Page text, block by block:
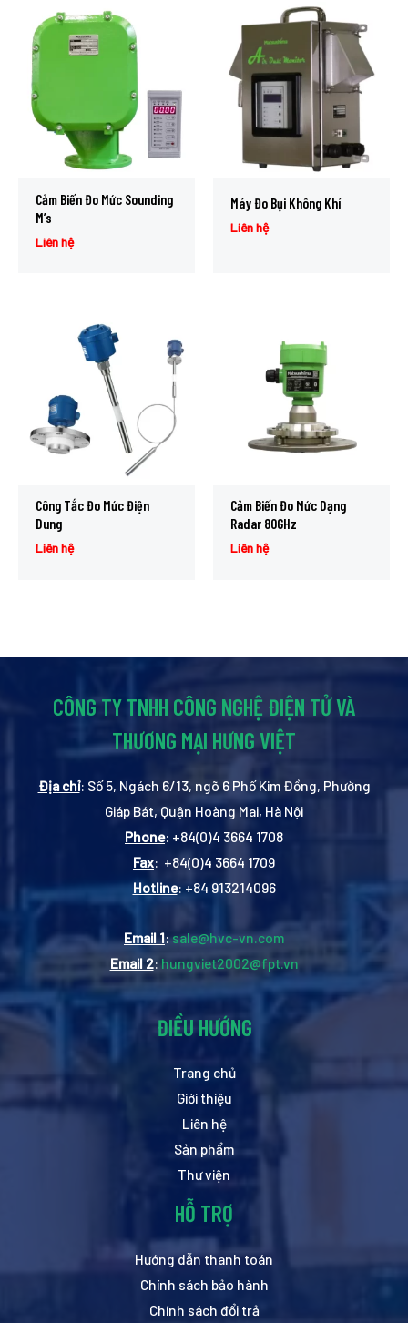
Cảm Biến Đo Mức Sounding
M’s
Liên hệ
Máy Đo Bụi Không Khí
Liên hệ
Công Tắc Đo Mức Điện
Dung
Liên hệ
Cảm Biến Đo Mức Dạng
Radar 80GHz
Liên hệ
CÔNG TY TNHH CÔNG NGHỆ ĐIỆN TỬ VÀ
THƯƠNG MẠI HƯNG VIỆT
Địa chỉ: Số 5, Ngách 6/13, ngõ 6 Phố Kim Đồng, Phường
Giáp Bát, Quận Hoàng Mai, Hà Nội
Phone: +84(0)4 3664 1708
Fax: +84(0)4 3664 1709
Hotline: +84 913214096
Email 1:sale@hvc-vn.com
Email 2: hungviet2002@fpt.vn
ĐIỀU HƯỚNG
Trang chủ
Giới thiệu
Liên hệ
Sản phẩm
Thư viện
HỖ TRỢ
Hướng dẫn thanh toán
Chính sách bảo hành
Chính sách đổi trả